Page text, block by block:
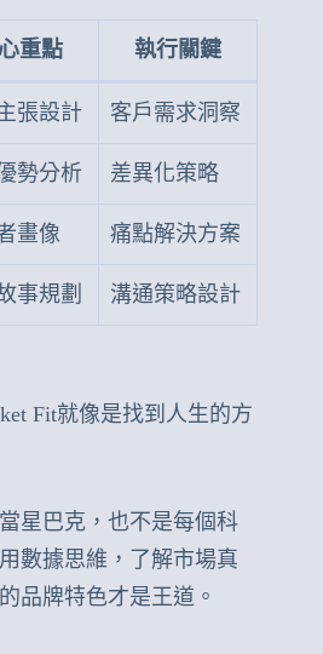
重點 執行關鍵
張設計 客戶需求洞察
勢分析 差異化策略
畫像 痛點解決方案
事規劃 溝通策略設計
Fit就像是找到人生的方
星巴克，也不是每個科
數據思維，了解市場真
品牌特色才是王道。